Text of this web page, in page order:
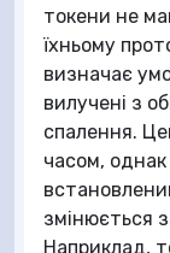
токени не
їхньому
визначає
вилучені з
спалення.
часом,
змінюється
Наприклад,